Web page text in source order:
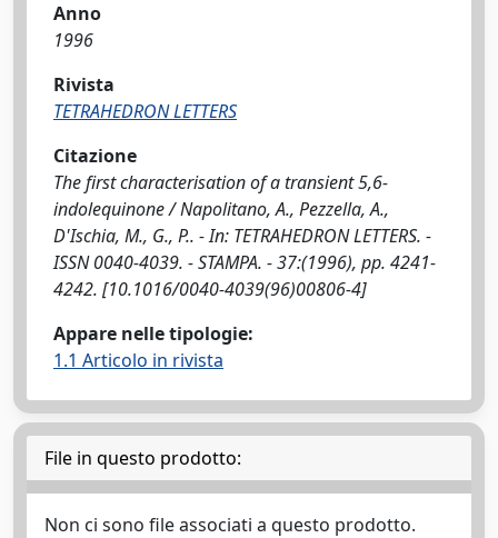
Anno
1996
Rivista
TETRAHEDRON LETTERS
Citazione
The first characterisation of a transient 5,6-
indolequinone / Napolitano, A., Pezzella, A.,
D'Ischia, M., G., P.. - In: TETRAHEDRON LETTERS. -
ISSN 0040-4039. - STAMPA. - 37:(1996), pp. 4241-
4242. [10.1016/0040-4039(96)00806-4]
Appare nelle tipologie:
1.1 Articolo in rivista
File in questo prodotto:
Non ci sono file associati a questo prodotto.